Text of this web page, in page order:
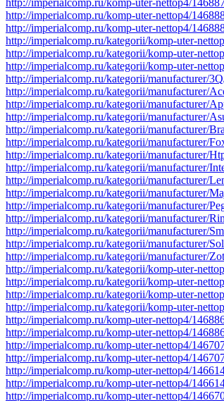
http://imperialcomp.ru/komp-uter-nettop4/
http://imperialcomp.ru/komp-uter-nettop4/
http://imperialcomp.ru/komp-uter-nettop4/
http://imperialcomp.ru/kategorii/komp-uter-
http://imperialcomp.ru/kategorii/komp-uter-
http://imperialcomp.ru/kategorii/komp-uter-
http://imperialcomp.ru/kategorii/manufacturer/
http://imperialcomp.ru/kategorii/manufacturer/
http://imperialcomp.ru/kategorii/manufacturer/
http://imperialcomp.ru/kategorii/manufacturer/
http://imperialcomp.ru/kategorii/manufacturer/
http://imperialcomp.ru/kategorii/manufacturer/
http://imperialcomp.ru/kategorii/manufacturer/
http://imperialcomp.ru/kategorii/manufacturer/
http://imperialcomp.ru/kategorii/manufacturer/
http://imperialcomp.ru/kategorii/manufacturer/
http://imperialcomp.ru/kategorii/manufacturer/
http://imperialcomp.ru/kategorii/manufacturer/
http://imperialcomp.ru/kategorii/manufacturer/
http://imperialcomp.ru/kategorii/manufacturer/
http://imperialcomp.ru/kategorii/manufacturer/
http://imperialcomp.ru/kategorii/komp-uter-
http://imperialcomp.ru/kategorii/komp-uter-
http://imperialcomp.ru/kategorii/komp-uter-
http://imperialcomp.ru/kategorii/komp-uter-
http://imperialcomp.ru/komp-uter-nettop4/
http://imperialcomp.ru/komp-uter-nettop4/
http://imperialcomp.ru/komp-uter-nettop4/
http://imperialcomp.ru/komp-uter-nettop4/
http://imperialcomp.ru/komp-uter-nettop4/
http://imperialcomp.ru/komp-uter-nettop4/
http://imperialcomp.ru/komp-uter-nettop4/